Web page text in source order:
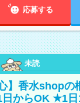
応募する
未読
】香水shopの
からOK ★1日